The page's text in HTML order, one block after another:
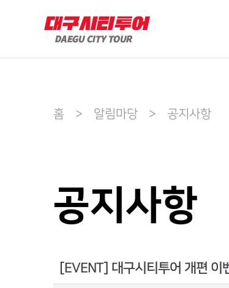
홈 > 알림마당 > 공지사항
공지사항
[EVENT] 대구시티투어 개편